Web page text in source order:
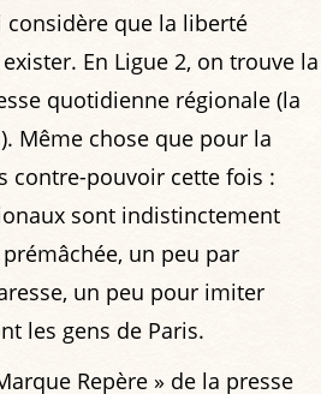
que la liberté
En Ligue 2, on trouve la
quotidienne régionale (la
Même chose que pour la
contre-pouvoir cette fois :
sont indistinctement
un peu par
un peu pour imiter
les gens de Paris.
Repère » de la presse